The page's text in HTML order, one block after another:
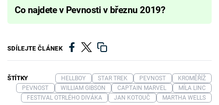
Co najdete v Pevnosti v březnu 2019?
SDÍLEJTE ČLÁNEK
ŠTÍTKY HELLBOY STAR TREK PEVNOST
KROMĚŘÍŽ
PEVNOST
WILLIAM GIBSON CAPTAIN MARVEL
MÍLA LINC
FESTIVAL OTRLÉHO DIVÁKA
JAN KOTOUČ MARTHA WELLS